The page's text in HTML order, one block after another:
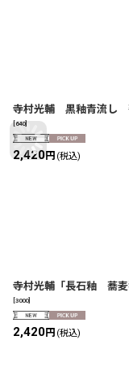
寺村光輔 黒釉青流し
640]
2,420円 (税込)
寺村光輔「長石釉 蕎麦
3000]
2,420円 (税込)